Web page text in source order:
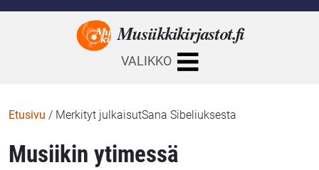
Musiikkikirjastot.fi
VALIKKO
Etusivu / Merkityt julkaisutSana Sibeliuksesta
Musiikin ytimessä